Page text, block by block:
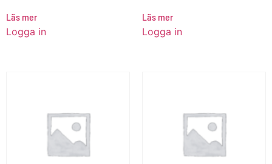
Läs mer
Logga in
Läs mer
Logga in